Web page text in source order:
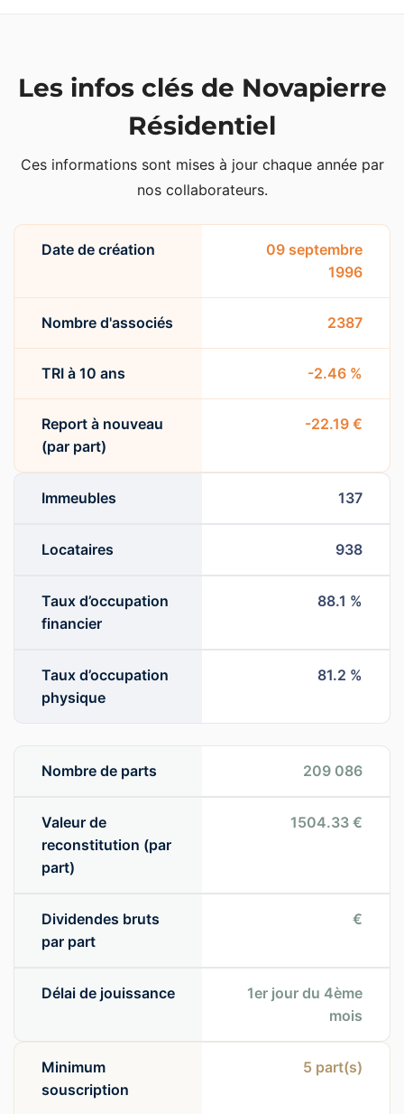
Les infos clés de Novapierre
Résidentiel
Ces informations sont mises à jour chaque année par
nos collaborateurs.
Date de création
09 septembre
1996
Nombre d'associés 2387
TRI à 10 ans -2.46 %
Report à nouveau
(par part)
-22.19 €
Immeubles 137
Locataires 938
Taux d’occupation
financier
88.1 %
Taux d’occupation
physique
81.2 %
Nombre de parts 209 086
Valeur de
reconstitution (par
part)
1504.33 €
Dividendes bruts
par part
€
Délai de jouissance
1er jour du 4ème
mois
Minimum
souscription
5 part(s)